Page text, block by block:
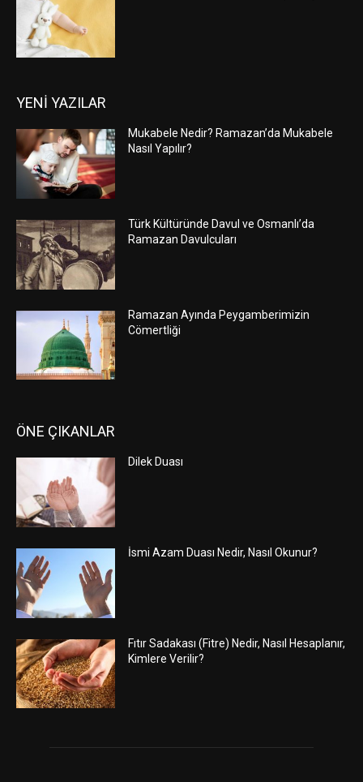
YENİ YAZILAR
Mukabele Nedir? Ramazan’da Mukabele
Nasıl Yapılır?
Türk Kültüründe Davul ve Osmanlı’da
Ramazan Davulcuları
Ramazan Ayında Peygamberimizin
Cömertliği
ÖNE ÇIKANLAR
Dilek Duası
İsmi Azam Duası Nedir, Nasıl Okunur?
Fıtır Sadakası (Fitre) Nedir, Nasıl Hesaplanır,
Kimlere Verilir?